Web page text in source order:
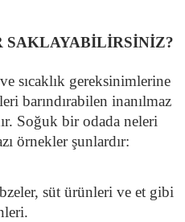
SAKLAYABİLİRSİNİZ?
sıcaklık gereksinimlerine
barındırabilen inanılmaz
Soğuk bir odada neleri
örnekler şunlardır:
süt ürünleri ve et gibi